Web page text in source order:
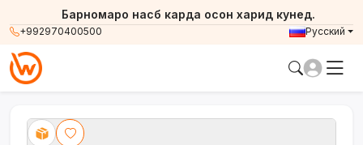
+992970400500
Барномаро насб карда осон харид кунед.
Русский